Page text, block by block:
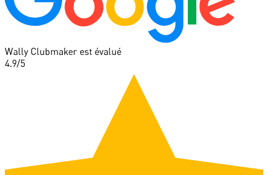
Wally Clubmaker est évalué
4.9/5